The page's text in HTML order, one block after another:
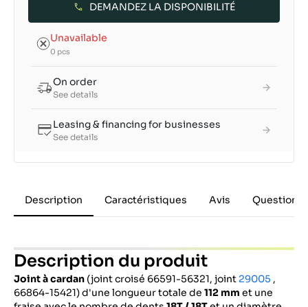
DEMANDEZ LA DISPONIBILITÉ
Unavailable
0 pcs
On order
See details
Leasing & financing for businesses
See details
Description Caractéristiques Avis Questions
Description du produit
Joint à cardan (joint croisé 66591-56321, joint 29005 ,
66864-15421) d'une longueur totale de 112 mm et une